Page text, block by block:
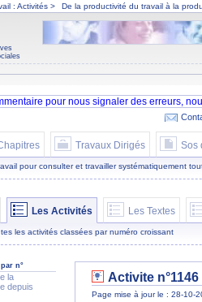
: Activités > De la productivité du travail à la
Travaux Dirigés Sos
pour consulter et travailler systématiquement
Les Activités Les Textes
les activités classées par numéro croissant
n°
la
depuis
Activite n°1146
Page mise à jour le : 28-10-